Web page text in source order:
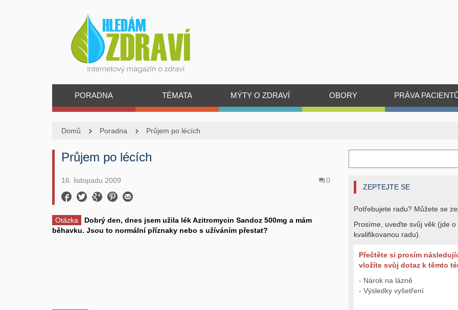
PORADNA TÉMATA MÝTY O ZDRAVÍ OBORY PRÁVA
Domů Poradna Průjem po lécích
Průjem po lécích
16. listopadu 2009 0
Otázka
Dobrý den, dnes jsem užila lék Azitromycin Sandoz 500mg a mám
běhavku. Jsou to normální příznaky nebo s užíváním přestat?
ZEPTEJTE SE
Potřebujete radu? Můžete se
Prosíme, uveďte svůj věk (jde
kvalifikovanou radu).
Přečtěte si prosím
vložíte svůj dotaz k těmto
- Nárok na lázně
- Výsledky vyšetření